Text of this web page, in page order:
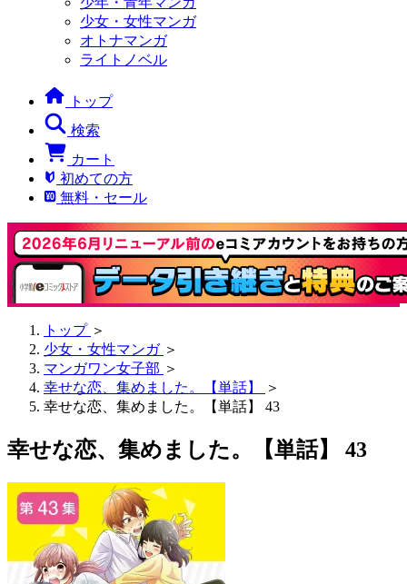
少女・女性マンガ
オトナマンガ
ライトノベル
トップ
検索
カート
初めての方
無料・セール
トップ ＞
少女・女性マンガ ＞
マンガワン女子部 ＞
幸せな恋、集めました。【単話】
＞
幸せな恋、集めました。【単話】 43
幸せな恋、集めました。【単話】 43